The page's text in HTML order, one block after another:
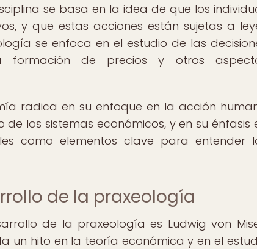
se basa en la idea de que los
y que estas acciones están sujetas a
se enfoca en el estudio de las
formación de precios y otros
radica en su enfoque en la acción
los sistemas económicos, y en su énfasis
como elementos clave para entender
de la praxeología
de la praxeología es Ludwig von
un hito en la teoría económica y en el